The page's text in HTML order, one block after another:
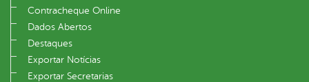
Contracheque Online
Dados Abertos
Destaques
Exportar Notícias
Exportar Secretarias